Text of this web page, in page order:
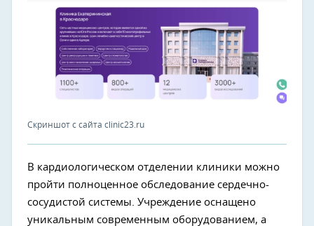
Скриншот с сайта clinic23.ru
В кардиологическом отделении клиники можно
пройти полноценное обследование сердечно-
сосудистой системы. Учреждение оснащено
уникальным современным оборудованием, а